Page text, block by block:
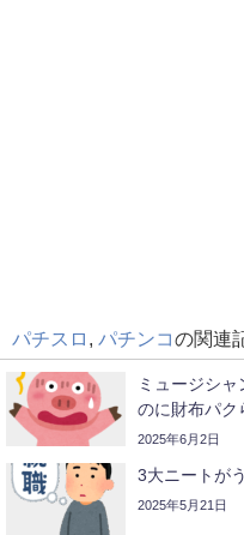
パチスロ , パチンコの関連
ミュージシ
のに財布パク
2025年6月2日
3大ニートが
2025年5月21日